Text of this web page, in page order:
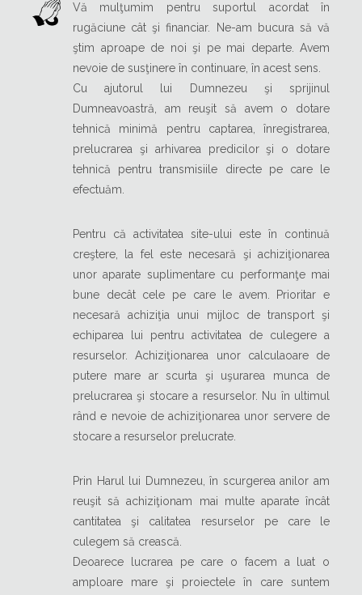
Vă mulţumim pentru suportul acordat în
rugăciune cât şi financiar. Ne-am bucura să vă
ştim aproape de noi şi pe mai departe. Avem
nevoie de susţinere în continuare, în acest sens.
Cu ajutorul lui Dumnezeu şi sprijinul
Dumneavoastră, am reuşit să avem o dotare
tehnică minimă pentru captarea, înregistrarea,
prelucrarea şi arhivarea predicilor şi o dotare
tehnică pentru transmisiile directe pe care le
efectuăm.
Pentru că activitatea site-ului este în continuă
creştere, la fel este necesară şi achiziţionarea
unor aparate suplimentare cu performanţe mai
bune decât cele pe care le avem. Prioritar e
necesară achiziţia unui mijloc de transport şi
echiparea lui pentru activitatea de culegere a
resurselor. Achiziţionarea unor calculaoare de
putere mare ar scurta şi uşurarea munca de
prelucrarea şi stocare a resurselor. Nu în ultimul
rând e nevoie de achiziţionarea unor servere de
stocare a resurselor prelucrate.
Prin Harul lui Dumnezeu, în scurgerea anilor am
reuşit să achiziţionam mai multe aparate încât
cantitatea şi calitatea resurselor pe care le
culegem să crească.
Deoarece lucrarea pe care o facem a luat o
amploare mare şi proiectele în care suntem